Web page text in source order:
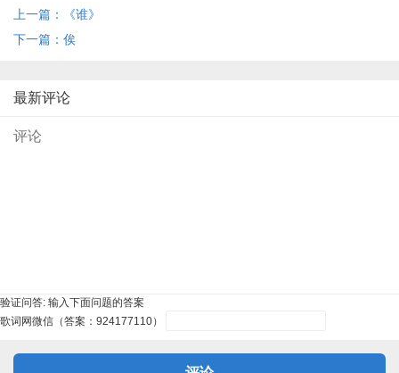
上一篇：《谁》
下一篇：俟
最新评论
验证问答: 输入下面问题的答案
歌词网微信（答案：924177110）